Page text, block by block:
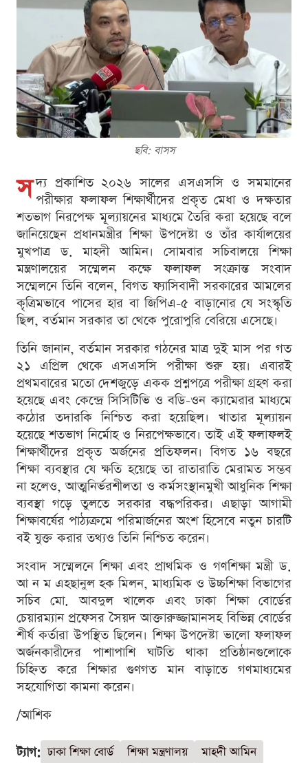
ছবি: বাসস
স দ্য প্রকাশিত ২০২৬ সালের এসএসসি ও সমমানের
পরীক্ষার ফলাফল শিক্ষার্থীদের প্রকৃত মেধা ও দক্ষতার
শতভাগ নিরপেক্ষ মূল্যায়নের মাধ্যমে তৈরি করা হয়েছে বলে
জানিয়েছেন প্রধানমন্ত্রীর শিক্ষা উপদেষ্টা ও তাঁর কার্যালয়ের
মুখপাত্র ড. মাহদী আমিন। সোমবার সচিবালয়ে শিক্ষা
মন্ত্রণালয়ের সম্মেলন কক্ষে ফলাফল সংক্রান্ত সংবাদ
সম্মেলনে তিনি বলেন, বিগত ফ্যাসিবাদী সরকারের আমলের
কৃত্রিমভাবে পাসের হার বা জিপিএ-৫ বাড়ানোর যে সংস্কৃতি
ছিল, বর্তমান সরকার তা থেকে পুরোপুরি বেরিয়ে এসেছে।
তিনি জানান, বর্তমান সরকার গঠনের মাত্র দুই মাস পর গত
২১ এপ্রিল থেকে এসএসসি পরীক্ষা শুরু হয়। এবারই
প্রথমবারের মতো দেশজুড়ে একক প্রশ্নপত্রে পরীক্ষা গ্রহণ করা
হয়েছে এবং কেন্দ্রে সিসিটিভি ও বডি-ওন ক্যামেরার মাধ্যমে
কঠোর তদারকি নিশ্চিত করা হয়েছিল। খাতার মূল্যায়ন
হয়েছে শতভাগ নির্মোহ ও নিরপেক্ষভাবে। তাই এই ফলাফলই
শিক্ষার্থীদের প্রকৃত অর্জনের প্রতিফলন। বিগত ১৬ বছরে
শিক্ষা ব্যবস্থার যে ক্ষতি হয়েছে তা রাতারাতি মেরামত সম্ভব
না হলেও, আত্মনির্ভরশীলতা ও কর্মসংস্থানমুখী আধুনিক শিক্ষা
ব্যবস্থা গড়ে তুলতে সরকার বদ্ধপরিকর। এছাড়া আগামী
শিক্ষাবর্ষের পাঠ্যক্রমে পরিমার্জনের অংশ হিসেবে নতুন চারটি
বই যুক্ত করার তথ্যও তিনি নিশ্চিত করেন।
সংবাদ সম্মেলনে শিক্ষা এবং প্রাথমিক ও গণশিক্ষা মন্ত্রী ড.
আ ন ম এহছানুল হক মিলন, মাধ্যমিক ও উচ্চশিক্ষা বিভাগের
সচিব মো. আবদুল খালেক এবং ঢাকা শিক্ষা বোর্ডের
চেয়ারম্যান প্রফেসর সৈয়দ আক্তারুজ্জামানসহ বিভিন্ন বোর্ডের
শীর্ষ কর্তারা উপস্থিত ছিলেন। শিক্ষা উপদেষ্টা ভালো ফলাফল
অর্জনকারীদের পাশাপাশি ঘাটতি থাকা প্রতিষ্ঠানগুলোকে
চিহ্নিত করে শিক্ষার গুণগত মান বাড়াতে গণমাধ্যমের
সহযোগিতা কামনা করেন।
/আশিক
ট্যাগ: ঢাকা শিক্ষা বোর্ড শিক্ষা মন্ত্রণালয়
মাহদী আমিন